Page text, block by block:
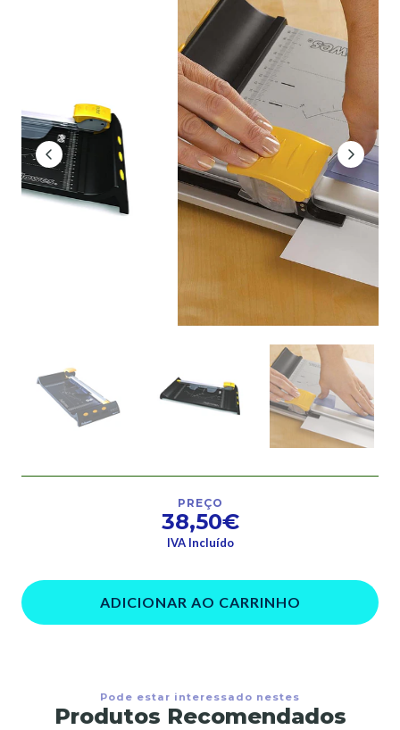
PREÇO
38,50€
IVA Incluído
ADICIONAR AO CARRINHO
Pode estar interessado nestes
Produtos Recomendados